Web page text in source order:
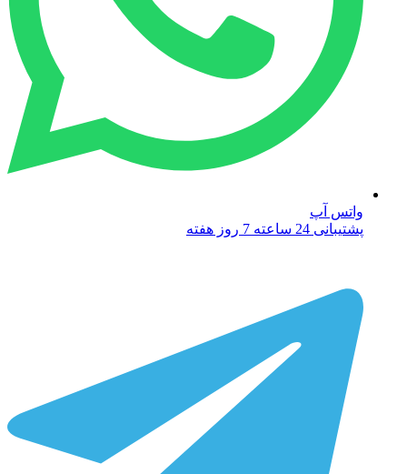
واتس آپ
پشتیبانی 24 ساعته 7 روز هفته